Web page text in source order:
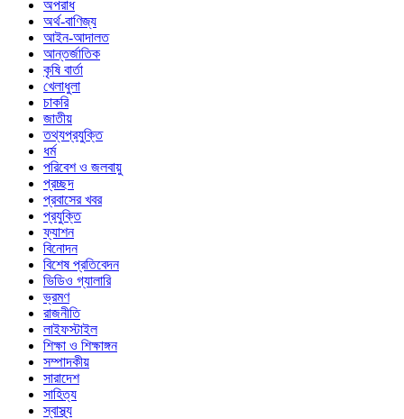
অপরাধ
অর্থ-বাণিজ্য
আইন-আদালত
আন্তর্জাতিক
কৃষি বার্তা
খেলাধুলা
চাকরি
জাতীয়
তথ্যপ্রযুক্তি
ধর্ম
পরিবেশ ও জলবায়ু
প্রচ্ছদ
প্রবাসের খবর
প্রযুক্তি
ফ্যাশন
বিনোদন
বিশেষ প্রতিবেদন
ভিডিও গ্যালারি
ভ্রমণ
রাজনীতি
লাইফস্টাইল
শিক্ষা ও শিক্ষাঙ্গন
সম্পাদকীয়
সারাদেশ
সাহিত্য
স্বাস্থ্য